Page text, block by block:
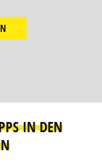
IN DEN